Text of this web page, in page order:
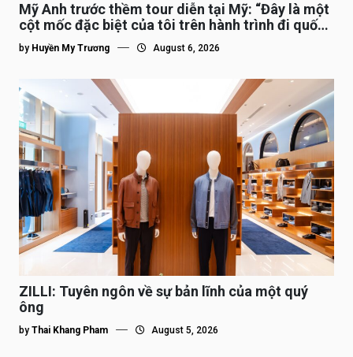
Mỹ Anh trước thềm tour diễn tại Mỹ: “Đây là một
cột mốc đặc biệt của tôi trên hành trình đi quốc
tế”
by Huyền My Trương August 6, 2026
ZILLI: Tuyên ngôn về sự bản lĩnh của một quý
ông
by Thai Khang Pham August 5, 2026